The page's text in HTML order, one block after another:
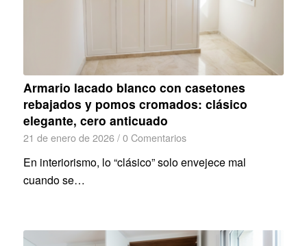
Armario lacado blanco con casetones
rebajados y pomos cromados: clásico
elegante, cero anticuado
21 de enero de 2026 / 0 Comentarios
En interiorismo, lo “clásico” solo envejece mal
cuando se…